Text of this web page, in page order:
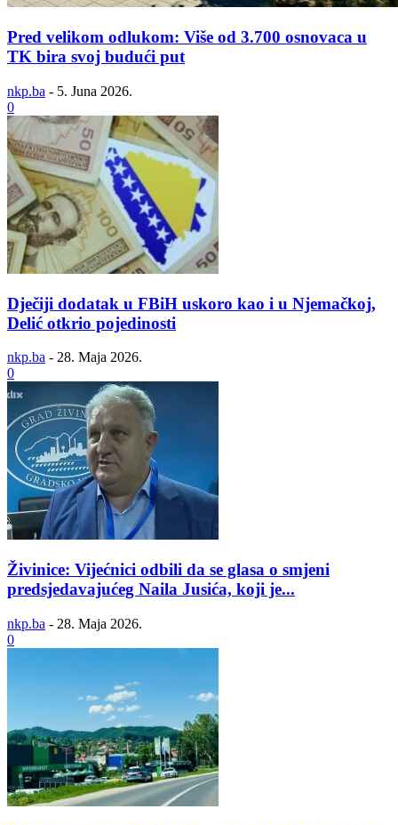
Pred velikom odlukom: Više od 3.700 osnovaca u
TK bira svoj budući put
nkp.ba - 5. Juna 2026.
0
Dječiji dodatak u FBiH uskoro kao i u Njemačkoj,
Delić otkrio pojedinosti
nkp.ba - 28. Maja 2026.
0
Živinice: Vijećnici odbili da se glasa o smjeni
predsjedavajućeg Naila Jusića, koji je...
nkp.ba - 28. Maja 2026.
0